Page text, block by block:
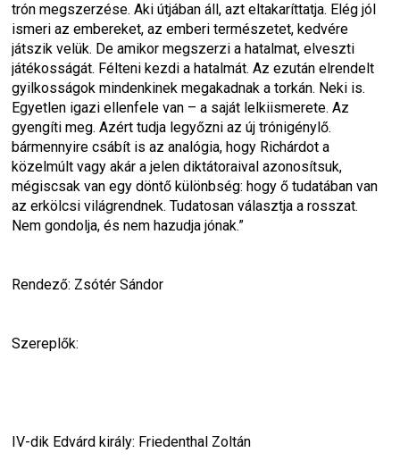
trón megszerzése. Aki útjában áll, azt eltakaríttatja. Elég jól
ismeri az embereket, az emberi természetet, kedvére
játszik velük. De amikor megszerzi a hatalmat, elveszti
játékosságát. Félteni kezdi a hatalmát. Az ezután elrendelt
gyilkosságok mindenkinek megakadnak a torkán. Neki is.
Egyetlen igazi ellenfele van – a saját lelkiismerete. Az
gyengíti meg. Azért tudja legyőzni az új trónigénylő.
bármennyire csábít is az analógia, hogy Richárdot a
közelmúlt vagy akár a jelen diktátoraival azonosítsuk,
mégiscsak van egy döntő különbség: hogy ő tudatában van
az erkölcsi világrendnek. Tudatosan választja a rosszat.
Nem gondolja, és nem hazudja jónak.”
Rendező: Zsótér Sándor
Szereplők:
IV-dik Edvárd király: Friedenthal Zoltán